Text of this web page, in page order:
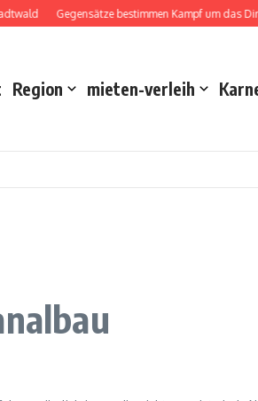
Gegensätze bestimmen Kampf um das
Region mieten-verleih